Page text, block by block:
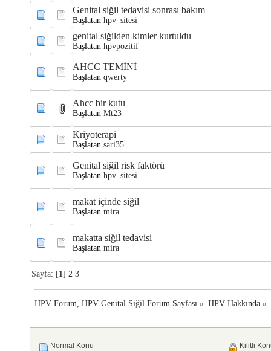
Genital siğil tedavisi sonrası bakım
Başlatan hpv_sitesi
genital siğilden kimler kurtuldu
Başlatan hpvpozitif
AHCC TEMİNİ
Başlatan qwerty
Ahcc bir kutu
Başlatan Mt23
Kriyoterapi
Başlatan sari35
Genital siğil risk faktörü
Başlatan hpv_sitesi
makat içinde siğil
Başlatan mira
makatta siğil tedavisi
Başlatan mira
Sayfa: [1] 2 3
HPV Forum, HPV Genital Siğil Forum Sayfası » HPV Hakkında»
Normal Konu Kilitli